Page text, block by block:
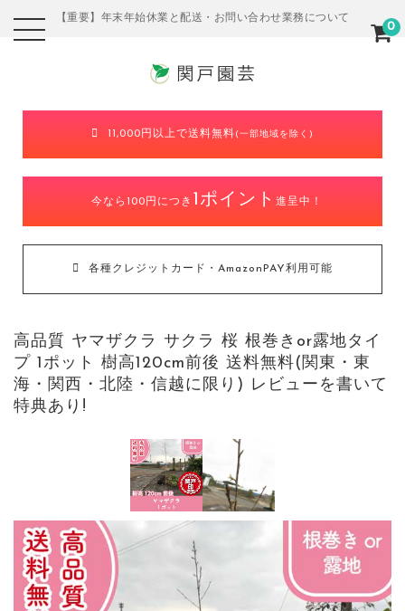
【重要】年末年始休業と配送・お問い合わせ業務について
11,000円以上で送料無料(一部地域を除く)
今なら100円につき 1ポイント 進呈中！
各種クレジットカード・AmazonPAY利用可能
0
高品質 ヤマザクラ サクラ 桜 根巻きor露地タイ
プ 1ポット 樹高120cm前後 送料無料(関東・東
海・関西・北陸・信越に限り) レビューを書いて
特典あり!